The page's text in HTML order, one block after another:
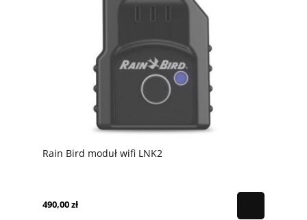
Rain Bird moduł wifi LNK2
490,00 zł